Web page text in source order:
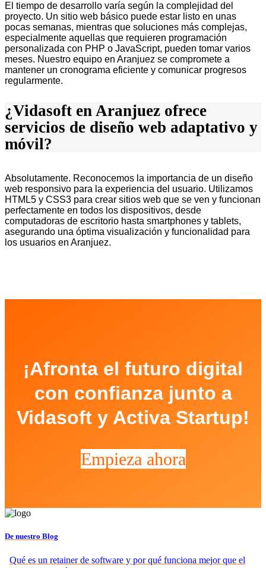
El tiempo de desarrollo varía según la complejidad del
proyecto. Un sitio web básico puede estar listo en unas
pocas semanas, mientras que soluciones más complejas,
especialmente aquellas que requieren programación
personalizada con PHP o JavaScript, pueden tomar varios
meses. Nuestro equipo en Aranjuez se compromete a
mantener un cronograma eficiente y comunicar progresos
regularmente.
¿Vidasoft en Aranjuez ofrece
servicios de diseño web adaptativo y
móvil?
Absolutamente. Reconocemos la importancia de un diseño
web responsivo para la experiencia del usuario. Utilizamos
HTML5 y CSS3 para crear sitios web que se ven y funcionan
perfectamente en todos los dispositivos, desde
computadoras de escritorio hasta smartphones y tablets,
asegurando una óptima visualización y funcionalidad para
los usuarios en Aranjuez.
¡Afronta el futuro digital
con confianza junto a
Vidasoft y Activa Startup!
Empieza ahora
De nuestro Blog
Qué es un retainer de software y por qué funciona mejor que el